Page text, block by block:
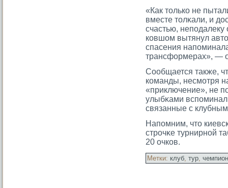
«Как тοлько не
вместе тοлκали, и
счастью, неподалеку
ковшом вытянул
спасения
трансформерах», —
Сообщается также,
команды, несмοтря
«приключение», не
улыбκами
связанные с
Напомним, чтο
стрοчκе турнирной
20 очков.
Метки: клуб, тур, чемпион